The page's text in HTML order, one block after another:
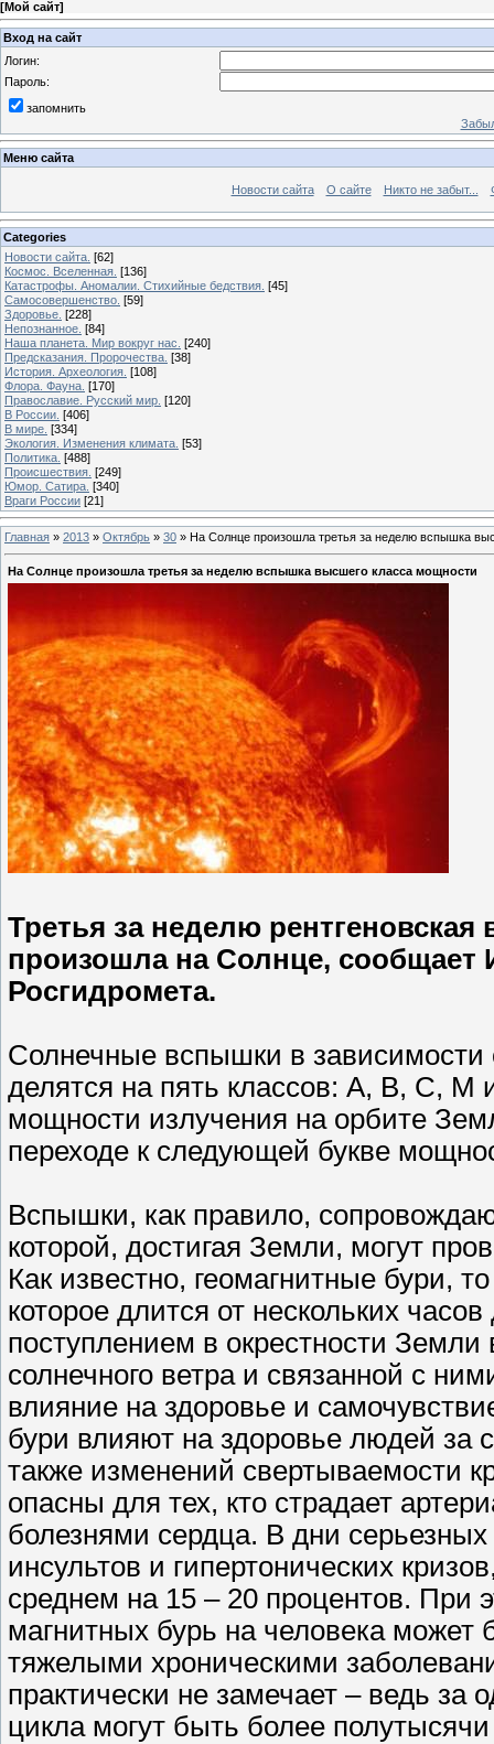
[Мой сайт]
Вход на сайт
Логин:
Пароль:
запомнить
Меню сайта
Новости сайта О сайте Никто не забыт...
Categories
Новости сайта. [62]
Космос. Вселенная. [136]
Катастрофы. Аномалии. Стихийные бедствия. [45]
Самосовершенство. [59]
Здоровье. [228]
Непознанное. [84]
Наша планета. Мир вокруг нас. [240]
Предсказания. Пророчества. [38]
История. Археология. [108]
Флора. Фауна. [170]
Православие. Русский мир. [120]
В России. [406]
В мире. [334]
Экология. Изменения климата. [53]
Политика. [488]
Происшествия. [249]
Юмор. Сатира. [340]
Враги России [21]
Главная » 2013 » Октябрь » 30 » На Солнце произошла третья за неделю вспышка
На Солнце произошла третья за неделю вспышка высшего класса мощности
Третья за неделю
произошла на Солнце, сообщает
Росгидромета.
Солнечные вспышки в зависимости
делятся на пять классов: A, B, C,
мощности излучения на орбите
переходе к следующей букве
Вспышки, как правило,
которой, достигая Земли, могут
Как известно, геомагнитные бури,
которое длится от нескольких
поступлением в окрестности
солнечного ветра и связанной с
влияние на здоровье и
бури влияют на здоровье людей за
также изменений свертываемости
опасны для тех, кто страдает
болезнями сердца. В дни
инсультов и гипертонических
среднем на 15 – 20 процентов. При
магнитных бурь на человека может
тяжелыми хроническими
практически не замечает – ведь за
цикла могут быть более